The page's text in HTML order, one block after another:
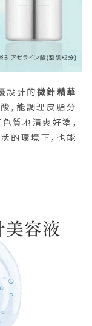
設計的微針精華
，能調理皮脂分
質地清爽好塗，
的環境下，也能